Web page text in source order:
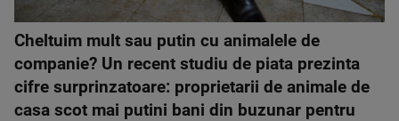
Cheltuim mult sau putin cu animalele de
companie? Un recent studiu de piata prezinta
cifre surprinzatoare: proprietarii de animale de
casa scot mai putini bani din buzunar pentru